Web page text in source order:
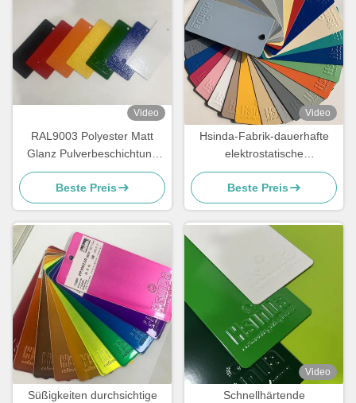
Video
RAL9003 Polyester Matt
Glanz Pulverbeschichtung
AAMA Zertifiziert für
Architektur
Beste Preis
Video
Hsinda-Fabrik-dauerhafte
elektrostatische
verschiedene Farbe
beschichtende Sprühfarbe
auf Lager pulverisieren
Beste Preis
Süßigkeiten durchsichtige
Video
Schnellhärtende